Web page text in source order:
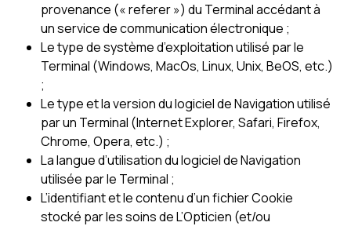
provenance (« referer ») du Terminal accédant à
un service de communication électronique ;
Le type de système d’exploitation utilisé par le
Terminal (Windows, MacOs, Linux, Unix, BeOS, etc.)
;
Le type et la version du logiciel de Navigation utilisé
par un Terminal (Internet Explorer, Safari, Firefox,
Chrome, Opera, etc.) ;
La langue d’utilisation du logiciel de Navigation
utilisée par le Terminal ;
L’identifiant et le contenu d’un fichier Cookie
stocké par les soins de L’Opticien (et/ou